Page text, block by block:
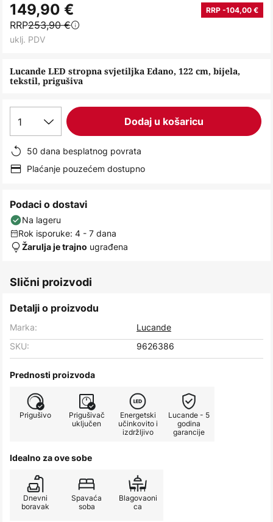
to
the
beginning
the
images
gallery
Lucande LED stropna svjetiljka Edano, 122 cm, bijela,
tekstil, prigušiva
149,90 € RRP -104,00 €
RRP253,90 €
uklj. PDV
1 Dodaj u košaricu
50 dana besplatnog povrata
Plaćanje pouzećem dostupno
Podaci o dostavi
Na lageru
Rok isporuke: 4 - 7 dana
Žarulja je trajno ugrađena
Slični proizvodi
Detalji o proizvodu
Marka:
Lucande
SKU:
9626386
Prednosti proizvoda
Prigušivo
Prigušivač
uključen
Energetski
učinkovito i
izdržljivo
Lucande - 5
godina
garancije
Idealno za ove sobe
Dnevni
boravak
Spavaća
soba
Blagovaoni
ca